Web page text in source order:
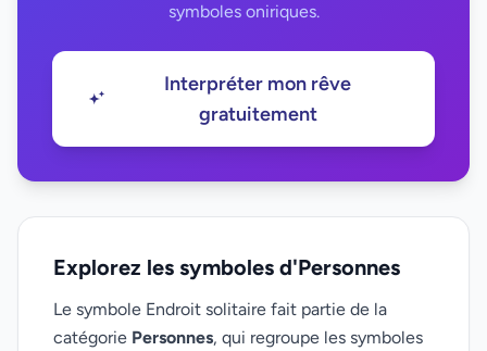
symboles oniriques.
Interpréter mon rêve
gratuitement
Explorez les symboles d'Personnes
Le symbole Endroit solitaire fait partie de la
catégorie Personnes, qui regroupe les symboles